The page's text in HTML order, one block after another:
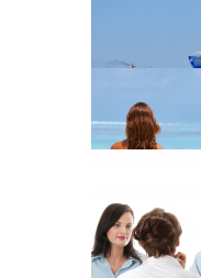
В Одесі
В одесском
В Одесскую
В Одессе